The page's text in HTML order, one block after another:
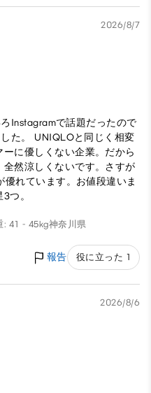
2026/8/7
Instagramで話題だったので
た。 UNIQLOと同じく相変
に優しくない企業。だから
然涼しくないです。さすが
れています。お値段違いま
つ。
: 41 - 45kg神奈川県
報告 役に立った 1
2026/8/6